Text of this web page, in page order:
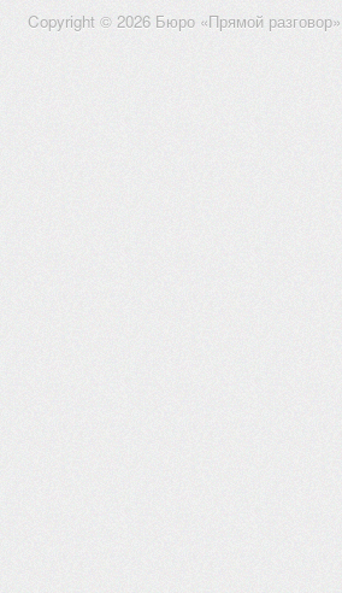
Copyright © 2026 Бюро «Прямой